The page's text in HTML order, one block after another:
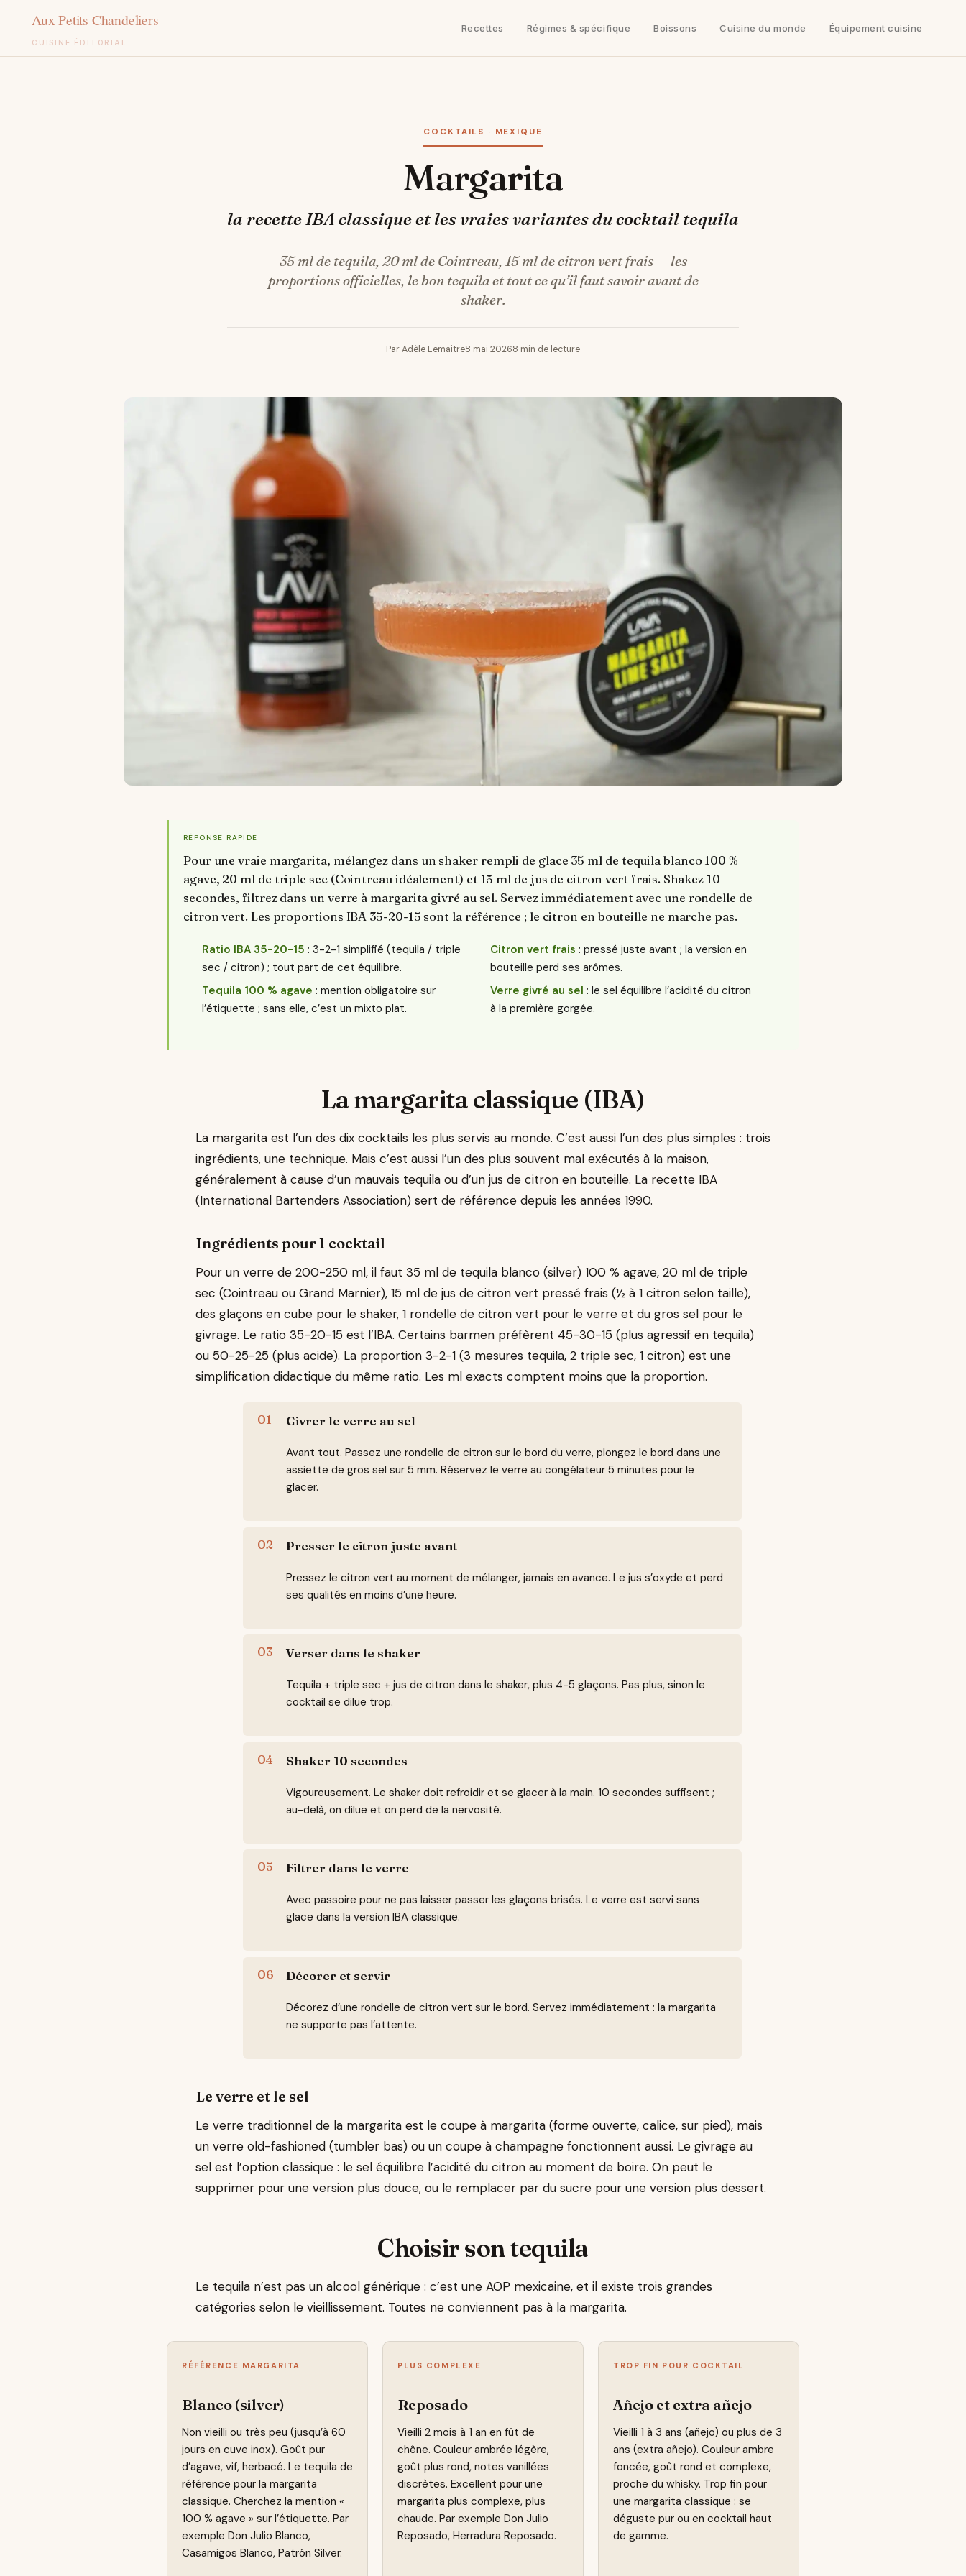
CUISINE ÉDITORIAL
Recettes Régimes & spécifique Boissons Cuisine du monde Équipement cuisine
COCKTAILS · MEXIQUE
Margarita
la recette IBA classique et les vraies variantes du cocktail tequila
35 ml de tequila, 20 ml de Cointreau, 15 ml de citron vert frais — les
proportions officielles, le bon tequila et tout ce qu’il faut savoir avant de
shaker.
Par Adèle Lemaitre8 mai 20268 min de lecture
RÉPONSE RAPIDE
Pour une vraie margarita, mélangez dans un shaker rempli de glace 35 ml de tequila blanco 100 %
agave, 20 ml de triple sec (Cointreau idéalement) et 15 ml de jus de citron vert frais. Shakez 10
secondes, filtrez dans un verre à margarita givré au sel. Servez immédiatement avec une rondelle de
citron vert. Les proportions IBA 35-20-15 sont la référence ; le citron en bouteille ne marche pas.
Ratio IBA 35-20-15 : 3-2-1 simplifié (tequila / triple
sec / citron) ; tout part de cet équilibre.
Tequila 100 % agave : mention obligatoire sur
l’étiquette ; sans elle, c’est un mixto plat.
Citron vert frais : pressé juste avant ; la version en
bouteille perd ses arômes.
Verre givré au sel : le sel équilibre l’acidité du citron
à la première gorgée.
La margarita classique (IBA)
La margarita est l’un des dix cocktails les plus servis au monde. C’est aussi l’un des plus simples : trois
ingrédients, une technique. Mais c’est aussi l’un des plus souvent mal exécutés à la maison,
généralement à cause d’un mauvais tequila ou d’un jus de citron en bouteille. La recette IBA
(International Bartenders Association) sert de référence depuis les années 1990.
Ingrédients pour 1 cocktail
Pour un verre de 200-250 ml, il faut 35 ml de tequila blanco (silver) 100 % agave, 20 ml de triple
sec (Cointreau ou Grand Marnier), 15 ml de jus de citron vert pressé frais (½ à 1 citron selon taille),
des glaçons en cube pour le shaker, 1 rondelle de citron vert pour le verre et du gros sel pour le
givrage. Le ratio 35-20-15 est l’IBA. Certains barmen préfèrent 45-30-15 (plus agressif en tequila)
ou 50-25-25 (plus acide). La proportion 3-2-1 (3 mesures tequila, 2 triple sec, 1 citron) est une
simplification didactique du même ratio. Les ml exacts comptent moins que la proportion.
Givrer le verre au sel
Avant tout. Passez une rondelle de citron sur le bord du verre, plongez le bord dans une
assiette de gros sel sur 5 mm. Réservez le verre au congélateur 5 minutes pour le
glacer.
Presser le citron juste avant
Pressez le citron vert au moment de mélanger, jamais en avance. Le jus s’oxyde et perd
ses qualités en moins d’une heure.
Verser dans le shaker
Tequila + triple sec + jus de citron dans le shaker, plus 4-5 glaçons. Pas plus, sinon le
cocktail se dilue trop.
Shaker 10 secondes
Vigoureusement. Le shaker doit refroidir et se glacer à la main. 10 secondes suffisent ;
au-delà, on dilue et on perd de la nervosité.
Filtrer dans le verre
Avec passoire pour ne pas laisser passer les glaçons brisés. Le verre est servi sans
glace dans la version IBA classique.
Décorer et servir
Décorez d’une rondelle de citron vert sur le bord. Servez immédiatement : la margarita
ne supporte pas l’attente.
Le verre et le sel
Le verre traditionnel de la margarita est le coupe à margarita (forme ouverte, calice, sur pied), mais
un verre old-fashioned (tumbler bas) ou un coupe à champagne fonctionnent aussi. Le givrage au
sel est l’option classique : le sel équilibre l’acidité du citron au moment de boire. On peut le
supprimer pour une version plus douce, ou le remplacer par du sucre pour une version plus dessert.
Choisir son tequila
Le tequila n’est pas un alcool générique : c’est une AOP mexicaine, et il existe trois grandes
catégories selon le vieillissement. Toutes ne conviennent pas à la margarita.
RÉFÉRENCE MARGARITA
Blanco (silver)
Non vieilli ou très peu (jusqu’à 60
jours en cuve inox). Goût pur
d’agave, vif, herbacé. Le tequila de
référence pour la margarita
classique. Cherchez la mention «
100 % agave » sur l’étiquette. Par
exemple Don Julio Blanco,
Casamigos Blanco, Patrón Silver.
PLUS COMPLEXE
Reposado
Vieilli 2 mois à 1 an en fût de
chêne. Couleur ambrée légère,
goût plus rond, notes vanillées
discrètes. Excellent pour une
margarita plus complexe, plus
chaude. Par exemple Don Julio
Reposado, Herradura Reposado.
TROP FIN POUR COCKTAIL
Añejo et extra añejo
Vieilli 1 à 3 ans (añejo) ou plus de 3
ans (extra añejo). Couleur ambre
foncée, goût rond et complexe,
proche du whisky. Trop fin pour
une margarita classique : se
déguste pur ou en cocktail haut
de gamme.